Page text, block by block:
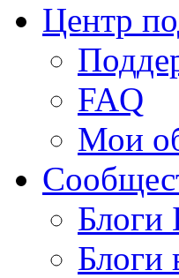
Центр
FAQ
Мои
Блоги
Блоги